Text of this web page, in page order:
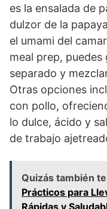
es la ensalada de
dulzor de la
el umami del
meal prep,
separado y
Otras opciones
con pollo,
lo dulce, ácido y
de trabajo
Quizás también
Prácticos para
Rápidas y